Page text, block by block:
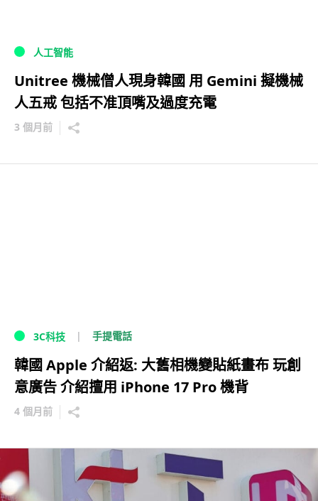
人工智能
Unitree 機械僧人現身韓國 用 Gemini 擬機械
人五戒 包括不准頂嘴及過度充電
3 個月前
3C科技 手提電話
韓國 Apple 介紹返: 大舊相機變貼紙畫布 玩創
意廣告 介紹擅用 iPhone 17 Pro 機背
4 個月前